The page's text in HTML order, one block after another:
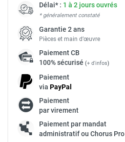
Délai* : 1 à 2 jours ouvrés
* généralement constaté
Garantie 2 ans
Pièces et main d’œuvre
PaiementCB
100% sécurisé (+ d'infos)
Paiement
via PayPal
Paiement
par virement
Paiement par mandat
administratif ou Chorus Pro